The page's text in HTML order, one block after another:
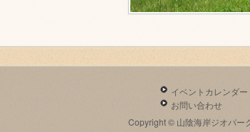
イベントカレンダー
お問い合わせ
Copyright © 山陰海岸ジオパー